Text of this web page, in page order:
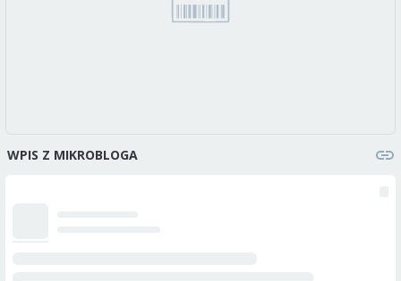
WPIS Z MIKROBLOGA